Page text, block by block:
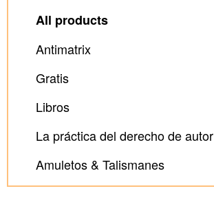
All products
Antimatrix
Gratis
Libros
La práctica del derecho de autor
Amuletos & Talismanes